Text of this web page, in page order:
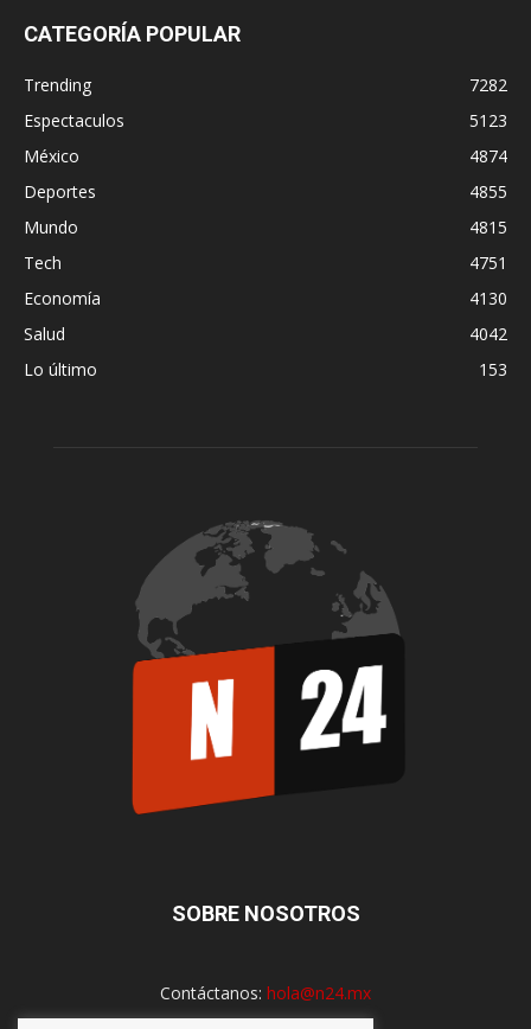
CATEGORÍA POPULAR
Trending
7282
Espectaculos
5123
México
4874
Deportes
4855
Mundo
4815
Tech
4751
Economía
4130
Salud
4042
Lo último
153
SOBRE NOSOTROS
Contáctanos: hola@n24.mx